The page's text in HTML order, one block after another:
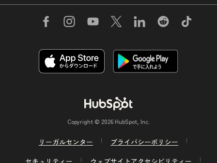
Copyright © 2026 HubSpot, Inc.
リーガルセンター
プライバシーポリシー
セキュリティー
ウェブサイトアクセシビリティー